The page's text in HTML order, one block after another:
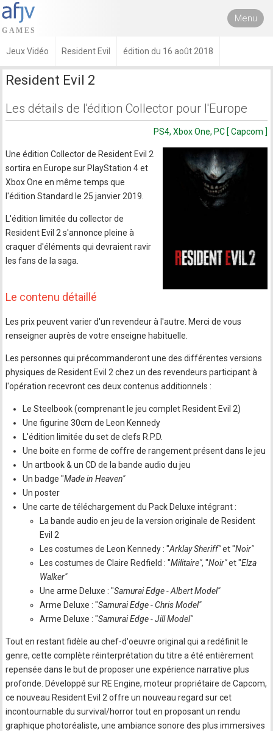
Menu
Jeux Vidéo Resident Evil édition du 16 août 2018
Resident Evil 2
Les détails de l'édition Collector pour l'Europe
PS4, Xbox One, PC [ Capcom ]
Une édition Collector de Resident Evil 2
sortira en Europe sur PlayStation 4 et
Xbox One en même temps que
l'édition Standard le 25 janvier 2019.
L'édition limitée du collector de
Resident Evil 2 s'annonce pleine à
craquer d'éléments qui devraient ravir
les fans de la saga.
Le contenu détaillé
Les prix peuvent varier d'un revendeur à l'autre. Merci de vous
renseigner auprès de votre enseigne habituelle.
Les personnes qui précommanderont une des différentes versions
physiques de Resident Evil 2 chez un des revendeurs participant à
l'opération recevront ces deux contenus additionnels :
Le Steelbook (comprenant le jeu complet Resident Evil 2)
Une figurine 30cm de Leon Kennedy
L'édition limitée du set de clefs R.P.D.
Une boite en forme de coffre de rangement présent dans le jeu
Un artbook & un CD de la bande audio du jeu
Un badge "Made in Heaven"
Un poster
Une carte de téléchargement du Pack Deluxe intégrant :
La bande audio en jeu de la version originale de Resident
Evil 2
Les costumes de Leon Kennedy : "Arklay Sheriff"et "Noir"
Les costumes de Claire Redfield : "Militaire", "Noir"et "Elza
Walker"
Une arme Deluxe : "Samurai Edge - Albert Model"
Arme Deluxe : "Samurai Edge - Chris Model"
Arme Deluxe : "Samurai Edge - Jill Model"
Tout en restant fidèle au chef-d'oeuvre original qui a redéfinit le
genre, cette complète réinterprétation du titre a été entièrement
repensée dans le but de proposer une expérience narrative plus
profonde. Développé sur RE Engine, moteur propriétaire de Capcom,
ce nouveau Resident Evil 2 offre un nouveau regard sur cet
incontournable du survival/horror tout en proposant un rendu
graphique photoréaliste, une ambiance sonore des plus immersives